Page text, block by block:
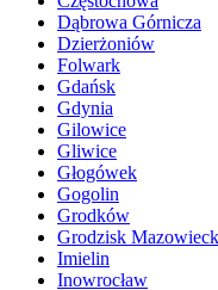
Dąbrowa Górnicza
Dzierżoniów
Folwark
Gdańsk
Gdynia
Gilowice
Gliwice
Głogówek
Gogolin
Grodków
Grodzisk
Imielin
Inowrocław